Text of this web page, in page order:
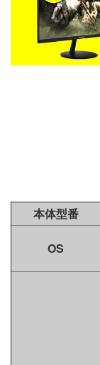
本体型番
OS